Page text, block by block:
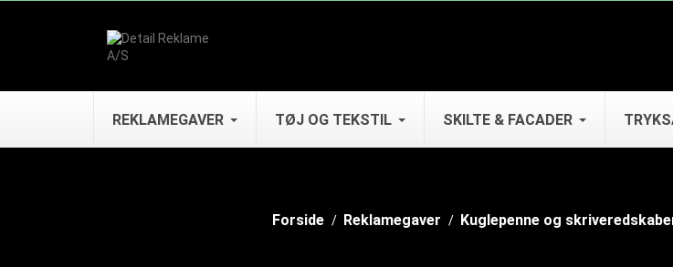
REKLAMEGAVER TØJ OG TEKSTIL SKILTE & FACADER
Forside Reklamegaver Kuglepenne og